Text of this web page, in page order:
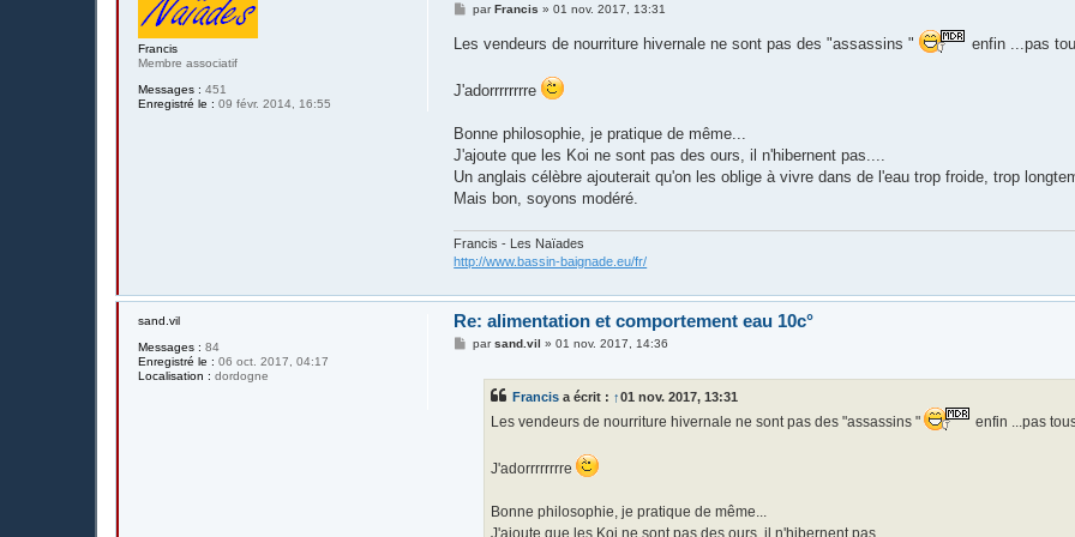
Francis
Membre associatif
Messages : 451
Enregistré le : 09 févr. 2014, 16:55
M
s
e
parFrancis »01 nov. 2017, 13:31
Les vendeurs de nourriture hivernale ne sont pas des "assassins " enfin ...pas
J'adorrrrrrrre
Bonne philosophie, je pratique de même...
J'ajoute que les Koi ne sont pas des ours, il n'hibernent pas....
Un anglais célèbre ajouterait qu'on les oblige à vivre dans de l'eau trop froide, trop
Mais bon, soyons modéré.
Francis - Les Naïades
http://www.bassin-baignade.eu/fr/
sand.vil
Messages : 84
Enregistré le : 06 oct. 2017, 04:17
Localisation : dordogne
Re: alimentation et comportement eau 10c°
Mparsand.vil »01 nov. 2017, 14:36
Francis a écrit : ↑01 nov. 2017, 13:31
Les vendeurs de nourriture hivernale ne sont pas des "assassins " enfin ...pas
J'adorrrrrrrre
Bonne philosophie, je pratique de même...